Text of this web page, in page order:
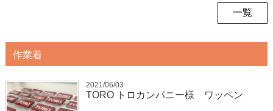
一覧
作業着
2021/06/03
TORO トロカンパニー様 ワッペン